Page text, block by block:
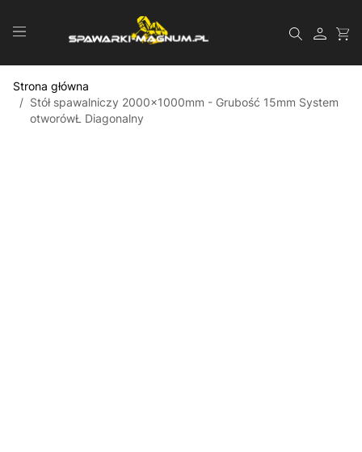
Szukaj
Strona główna
/ Stół spawalniczy 2000x1000mm - Grubość 15mm System
otworówŁ Diagonalny